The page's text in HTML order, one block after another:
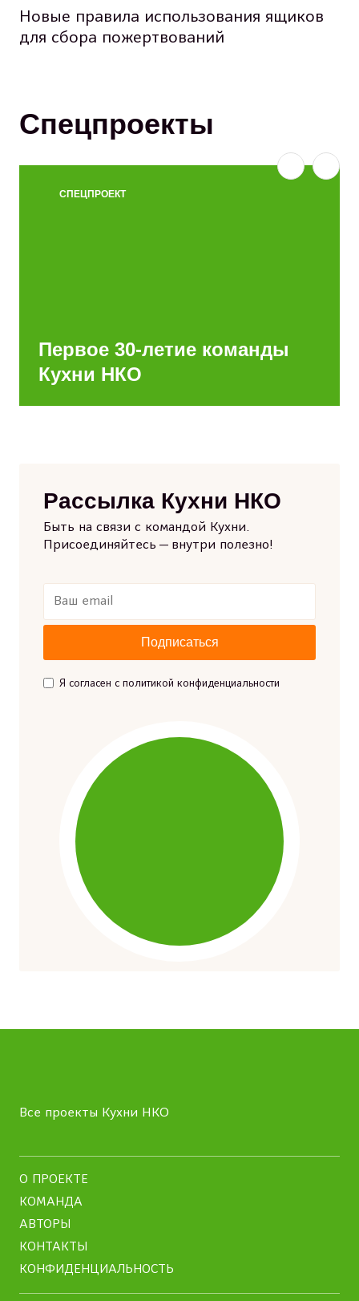
Новые правила использования ящиков
для сбора пожертвований
Спецпроекты
СПЕЦПРОЕКТ
Первое 30-летие команды
Кухни НКО
Рассылка Кухни НКО
Быть на связи с командой Кухни.
Присоединяйтесь — внутри полезно!
Я согласен с политикой конфиденциальности
Все проекты Кухни НКО
О ПРОЕКТЕ
КОМАНДА
АВТОРЫ
КОНТАКТЫ
КОНФИДЕНЦИАЛЬНОСТЬ